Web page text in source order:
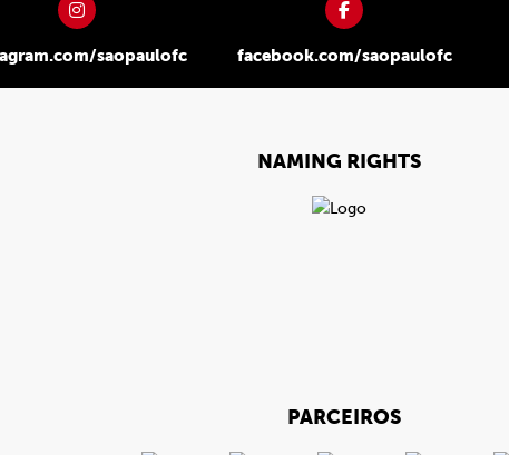
saopaulofc facebook.com/saopaulofc
NAMING RIGHTS
PARCEIROS